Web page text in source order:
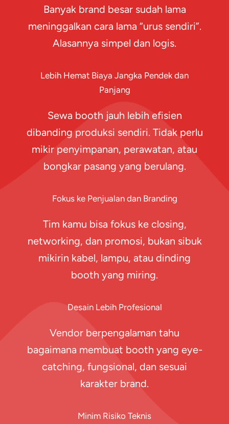
Banyak brand besar sudah lama
meninggalkan cara lama “urus sendiri”.
Alasannya simpel dan logis.
Lebih Hemat Biaya Jangka Pendek dan
Panjang
Sewa booth jauh lebih efisien
dibanding produksi sendiri. Tidak perlu
mikir penyimpanan, perawatan, atau
bongkar pasang yang berulang.
Fokus ke Penjualan dan Branding
Tim kamu bisa fokus ke closing,
networking, dan promosi, bukan sibuk
mikirin kabel, lampu, atau dinding
booth yang miring.
Desain Lebih Profesional
Vendor berpengalaman tahu
bagaimana membuat booth yang eye-
catching, fungsional, dan sesuai
karakter brand.
Minim Risiko Teknis